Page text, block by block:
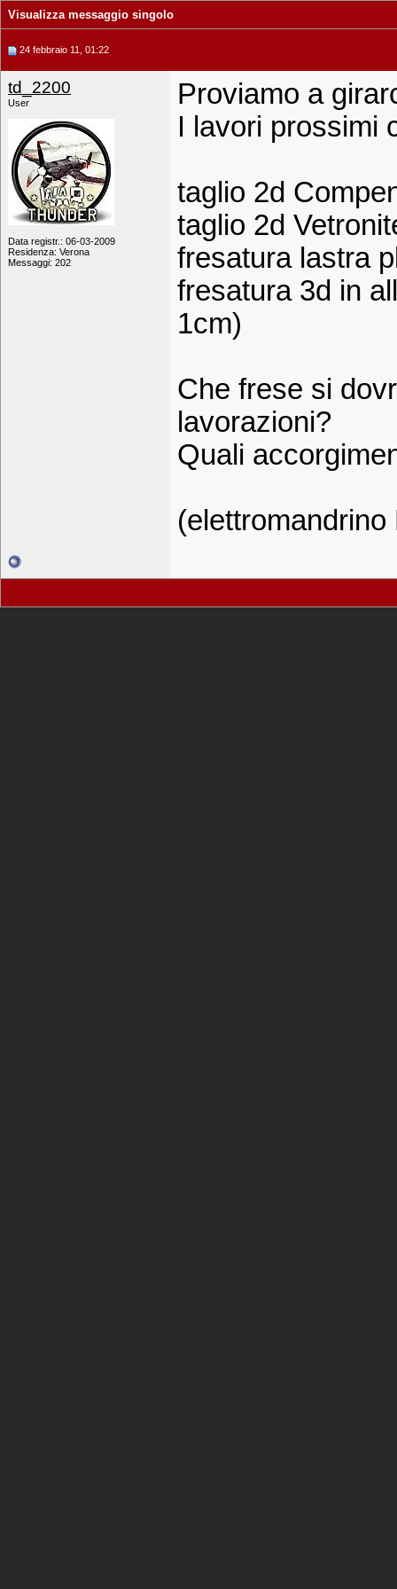
Visualizza messaggio singolo
24 febbraio 11, 01:22
td_2200
User
Data registr.: 06-03-2009
Residenza: Verona
Messaggi: 202
Proviamo a
I lavori prossimi
taglio 2d
taglio 2d
fresatura lastra
fresatura 3d in
1cm)
Che frese si
lavorazioni?
Quali